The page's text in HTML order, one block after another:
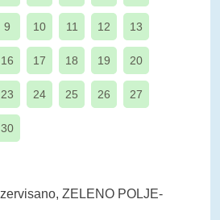
9 10 11 12 13
16 17 18 19 20
23 24 25 26 27
30
ZELENO POLJE-